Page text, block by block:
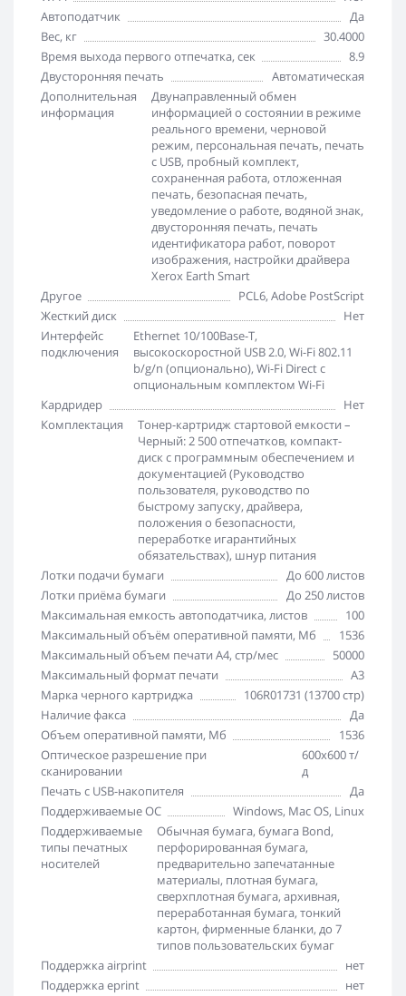
Автоподатчик
Да
Вес, кг
30.4000
Время выхода первого отпечатка, сек
8.9
Двусторонняя печать
Автоматическая
Дополнительная
информация
Двунаправленный обмен
информацией о состоянии в режиме
реального времени, черновой
режим, персональная печать, печать
с USB, пробный комплект,
сохраненная работа, отложенная
печать, безопасная печать,
уведомление о работе, водяной знак,
двусторонняя печать, печать
идентификатора работ, поворот
изображения, настройки драйвера
Xerox Earth Smart
Другое
PCL6, Adobe PostScript
Жесткий диск
Нет
Интерфейс
подключения
Ethernet 10/100Base-T,
высокоскоростной USB 2.0, Wi-Fi 802.11
b/g/n (опционально), Wi-Fi Direct с
опциональным комплектом Wi-Fi
Кардридер
Нет
Комплектация
Тонер-картридж стартовой емкости –
Черный: 2 500 отпечатков, компакт-
диск с программным обеспечением и
документацией (Руководство
пользователя, руководство по
быстрому запуску, драйвера,
положения о безопасности,
переработке игарантийных
обязательствах), шнур питания
Лотки подачи бумаги
До 600 листов
Лотки приёма бумаги
До 250 листов
Максимальная емкость автоподатчика, листов
100
Максимальный объём оперативной памяти, Мб
1536
Максимальный объем печати А4, стр/мес
50000
Максимальный формат печати
A3
Марка черного картриджа
106R01731 (13700 стр)
Наличие факса
Да
Объем оперативной памяти, Мб
1536
Оптическое разрешение при
сканировании
600x600 т/
д
Печать с USB-накопителя
Да
Поддерживаемые ОС
Windows, Mac OS, Linux
Поддерживаемые
типы печатных
носителей
Обычная бумага, бумага Bond,
перфорированная бумага,
предварительно запечатанные
материалы, плотная бумага,
сверхплотная бумага, архивная,
переработанная бумага, тонкий
картон, фирменные бланки, до 7
типов пользовательских бумаг
Поддержка airprint
нет
Поддержка eprint
нет